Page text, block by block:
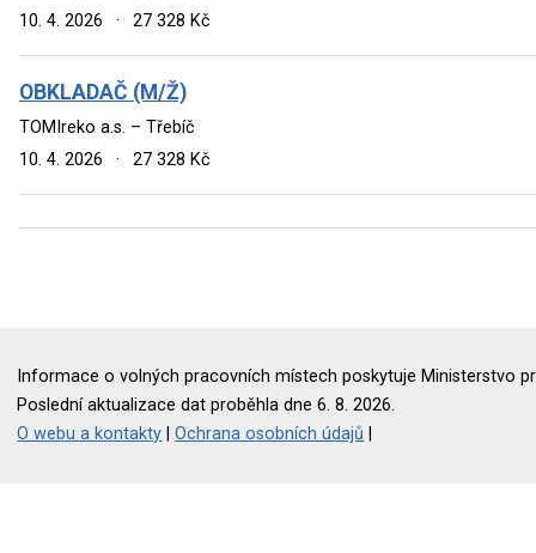
10. 4. 2026
· 27 328 Kč
OBKLADAČ (M/Ž)
TOMIreko a.s. – Třebíč
10. 4. 2026
· 27 328 Kč
Informace o volných pracovních místech poskytuje Ministerstvo
Poslední aktualizace dat proběhla dne 6. 8. 2026.
O webu a kontakty |Ochrana osobních údajů